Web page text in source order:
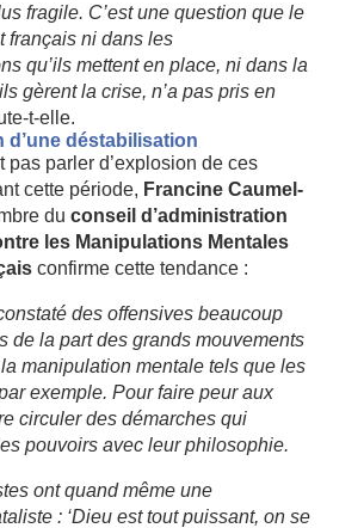
fragile. C’est une question que le
français ni dans les
qu’ils mettent en place, ni dans la
gèrent la crise, n’a pas pris en
t-elle.
d’une déstabilisation
pas parler d’explosion de ces
cette période, Francine Caumel-
du conseil d’administration
les Manipulations Mentales
confirme cette tendance :
des offensives beaucoup
de la part des grands mouvements
manipulation mentale tels que les
exemple. Pour faire peur aux
circuler des démarches qui
pouvoirs avec leur philosophie.
ont quand même une
: ‘Dieu est tout puissant, on se